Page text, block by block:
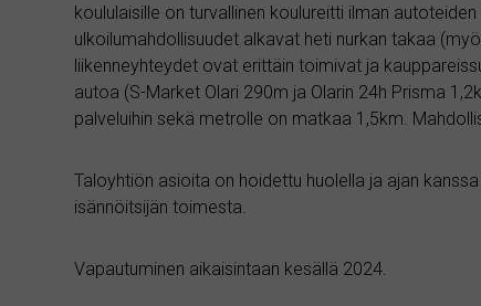
koululaisille on turvallinen koulureitti ilman
ulkoilumahdollisuudet alkavat heti nurkan takaa
liikenneyhteydet ovat erittäin toimivat ja
autoa (S-Market Olari 290m ja Olarin 24h Prisma
palveluihin sekä metrolle on matkaa 1,5km.
Taloyhtiön asioita on hoidettu huolella ja ajan
isännöitsijän toimesta.
Vapautuminen aikaisintaan kesällä 2024.